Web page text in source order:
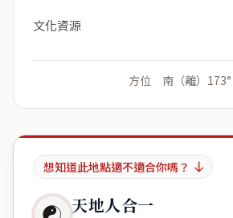
文化資源
方位 南（離）173°
想知道此地點適不適合你嗎？
天地人合一